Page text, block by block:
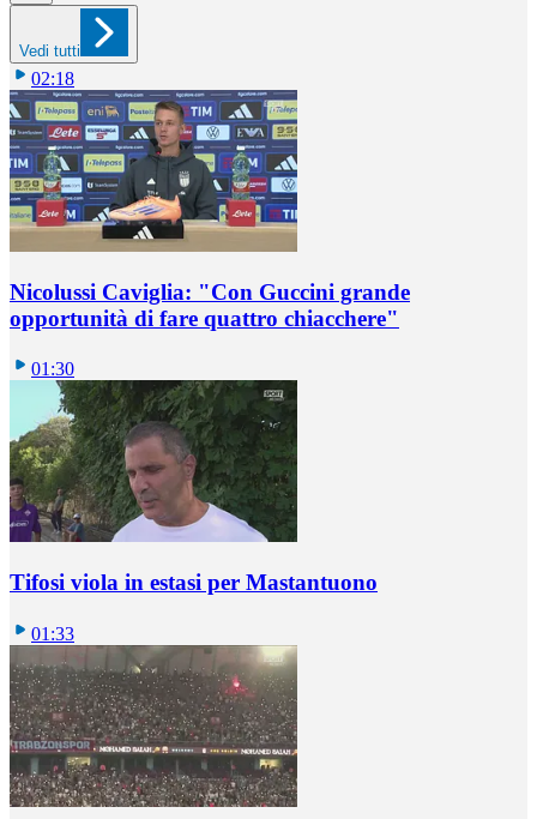
Vedi tutti
02:18
Nicolussi Caviglia: "Con Guccini grande
opportunità di fare quattro chiacchere"
01:30
Tifosi viola in estasi per Mastantuono
01:33